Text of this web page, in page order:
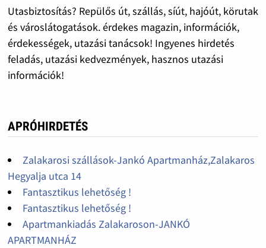
Utasbiztosítás? Repülős út, szállás, síút, hajóút, körutak
és városlátogatások. érdekes magazin, információk,
érdekességek, utazási tanácsok! Ingyenes hirdetés
feladás, utazási kedvezmények, hasznos utazási
információk!
APRÓHIRDETÉS
Zalakarosi szállások-Jankó Apartmanház,Zalakaros
Hegyalja utca 14
Fantasztikus lehetőség !
Fantasztikus lehetőség !
Apartmankiadás Zalakaroson-JANKÓ
APARTMANHÁZ